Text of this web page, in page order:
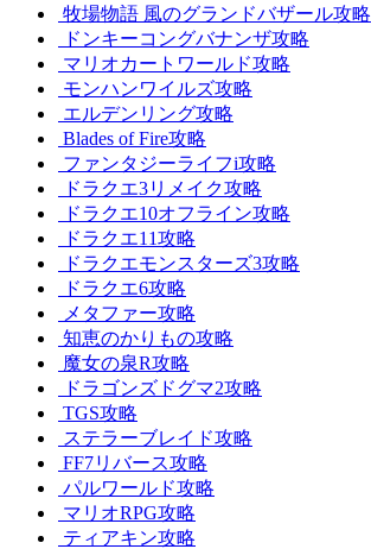
牧場物語 風のグランドバザール攻略
ドンキーコングバナンザ攻略
マリオカートワールド攻略
モンハンワイルズ攻略
エルデンリング攻略
Blades of Fire攻略
ファンタジーライフi攻略
ドラクエ3リメイク攻略
ドラクエ10オフライン攻略
ドラクエ11攻略
ドラクエモンスターズ3攻略
ドラクエ6攻略
メタファー攻略
知恵のかりもの攻略
魔女の泉R攻略
ドラゴンズドグマ2攻略
TGS攻略
ステラーブレイド攻略
FF7リバース攻略
パルワールド攻略
マリオRPG攻略
ティアキン攻略